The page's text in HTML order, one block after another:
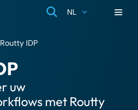
NL
Routty IDP
uw
met Routty